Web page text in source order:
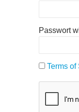
Passwort
Terms of